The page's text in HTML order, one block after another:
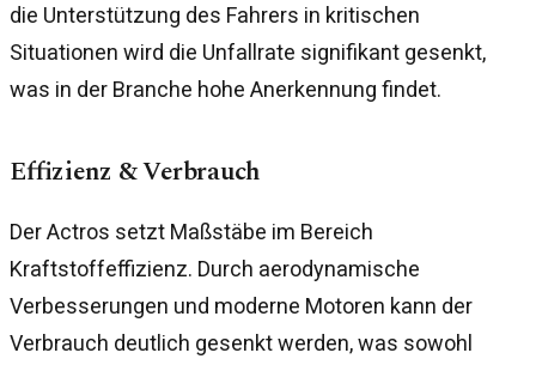
die Unterstützung des Fahrers in kritischen
Situationen wird die Unfallrate signifikant gesenkt,
was in der Branche hohe Anerkennung findet.
Effizienz & Verbrauch
Der Actros setzt Maßstäbe im Bereich
Kraftstoffeffizienz. Durch aerodynamische
Verbesserungen und moderne Motoren kann der
Verbrauch deutlich gesenkt werden, was sowohl